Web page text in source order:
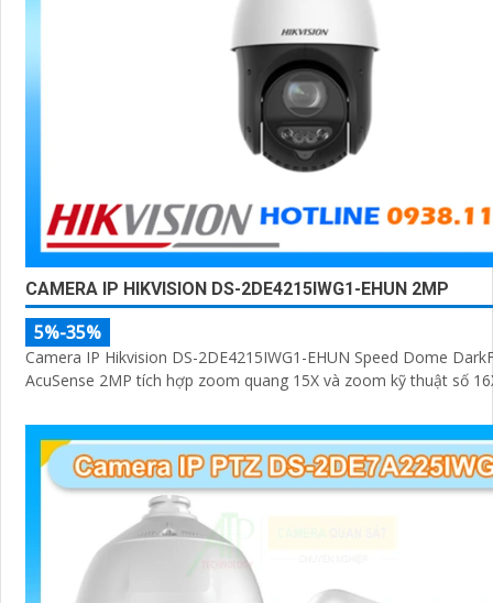
CAMERA IP HIKVISION DS-2DE4215IWG1-EHUN 2MP
5%-35%
Camera IP Hikvision DS-2DE4215IWG1-EHUN Speed Dome
AcuSense 2MP tích hợp zoom quang 15X và zoom kỹ thuật số